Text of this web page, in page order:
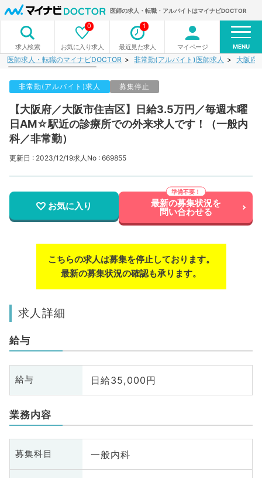
医師の求人・転職・アルバイトはマイナビDOCTOR
求人検索 お気に入り求人
0
最近見た求人
1
マイページ MENU
医師求人・転職のマイナビDOCTOR 非常勤(アルバイト)医師求人 大阪府
非常勤(アルバイト)求人 募集停止
【大阪府／大阪市住吉区】日給3.5万円／毎週木曜
日AM☆駅近の診療所での外来求人です！（一般内
科／非常勤）
更新日 : 2023/12/19求人No : 669855
お気に入り 最新の募集状況を
問い合わせる
こちらの求人は募集を停止しております。
最新の募集状況の確認も承ります。
求人詳細
給与
給与 日給35,000円
業務内容
募集科目 一般内科